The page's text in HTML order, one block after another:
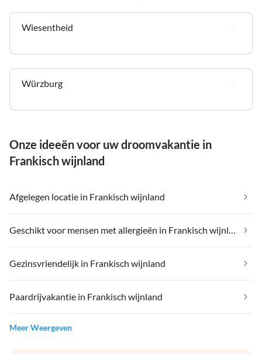
Wiesentheid
Würzburg
Onze ideeën voor uw droomvakantie in
Frankisch wijnland
Afgelegen locatie in Frankisch wijnland
Gezinsvriendelijk in Frankisch wijnland
Paardrijvakantie in Frankisch wijnland
Meer Weergeven